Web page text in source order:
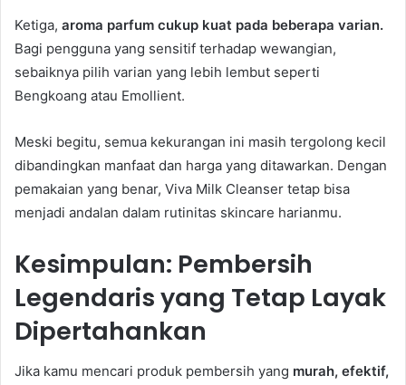
Ketiga, aroma parfum cukup kuat pada beberapa varian.
Bagi pengguna yang sensitif terhadap wewangian,
sebaiknya pilih varian yang lebih lembut seperti
Bengkoang atau Emollient.
Meski begitu, semua kekurangan ini masih tergolong kecil
dibandingkan manfaat dan harga yang ditawarkan. Dengan
pemakaian yang benar, Viva Milk Cleanser tetap bisa
menjadi andalan dalam rutinitas skincare harianmu.
Kesimpulan: Pembersih
Legendaris yang Tetap Layak
Dipertahankan
Jika kamu mencari produk pembersih yang murah, efektif,